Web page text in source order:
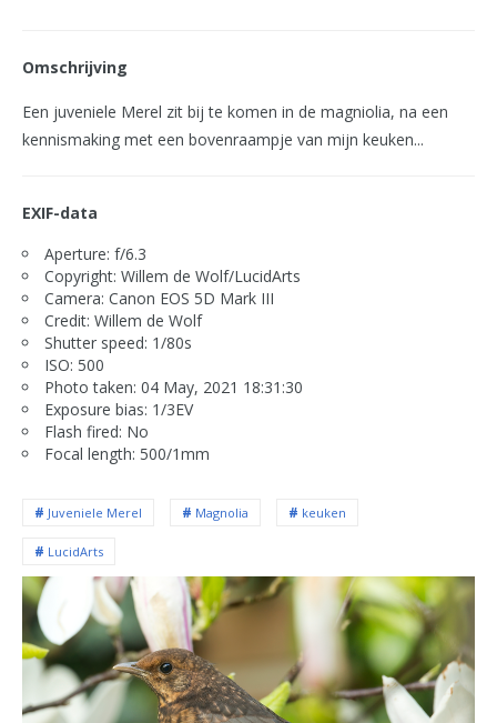
Omschrijving
Een juveniele Merel zit bij te komen in de magniolia, na een
kennismaking met een bovenraampje van mijn keuken...
EXIF-data
Aperture: f/6.3
Copyright: Willem de Wolf/LucidArts
Camera: Canon EOS 5D Mark III
Credit: Willem de Wolf
Shutter speed: 1/80s
ISO: 500
Photo taken: 04 May, 2021 18:31:30
Exposure bias: 1/3EV
Flash fired: No
Focal length: 500/1mm
Juveniele Merel Magnolia keuken
LucidArts